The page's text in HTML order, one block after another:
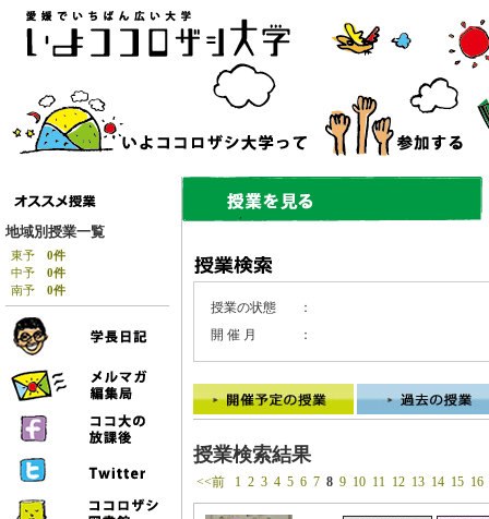
地域別授業一覧
東予 0件
中予 0件
南予 0件
授業の状態
：
開 催 月
：
授業検索結果
<<前 1 2 3 4 5 6 7 8 9 10 11 12 13 14 15 16